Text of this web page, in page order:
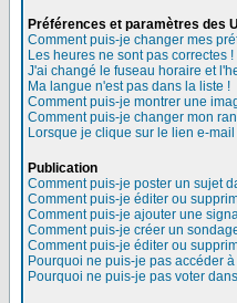
Préférences et paramètres des
Comment puis-je changer mes
Les heures ne sont pas correctes !
J'ai changé le fuseau horaire et
Ma langue n'est pas dans la liste !
Comment puis-je montrer une
Comment puis-je changer mon
Lorsque je clique sur le lien e-
Publication
Comment puis-je poster un sujet
Comment puis-je éditer ou
Comment puis-je ajouter une
Comment puis-je créer un
Comment puis-je éditer ou
Pourquoi ne puis-je pas accéder
Pourquoi ne puis-je pas voter